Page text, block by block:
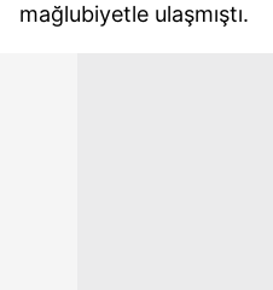
mağlubiyetle ulaşmıştı.